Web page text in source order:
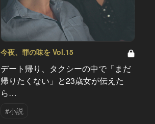
今夜、罪の味を Vol.15
デート帰り、タクシーの中で「まだ
帰りたくない」と23歳女が伝えた
ら…
#小説